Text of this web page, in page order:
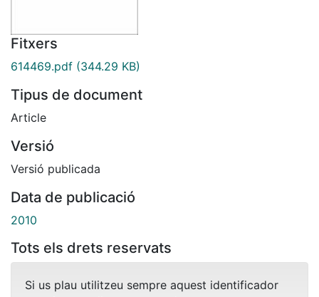
Fitxers
614469.pdf (344.29 KB)
Tipus de document
Article
Versió
Versió publicada
Data de publicació
2010
Tots els drets reservats
Si us plau utilitzeu sempre aquest identificador